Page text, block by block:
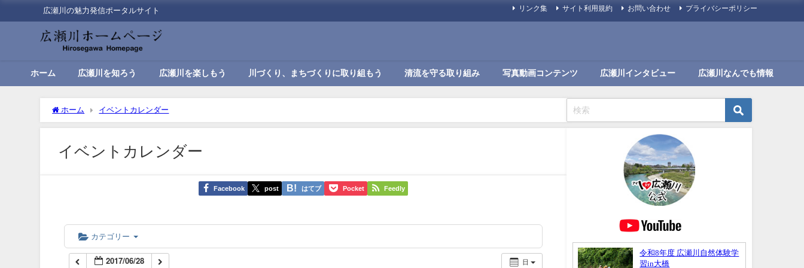
広瀬川の魅力発信ポータルサイト リンク集 サイト利用規約 お問い合わせ プライバシーポリシー
ホーム 広瀬川を知ろう 広瀬川を楽しもう 川づくり、まちづくりに取り組もう 清流を守る取り組み 写真動画コンテンツ 広瀬川インタビュー 広瀬川なんでも情報
ホーム イベントカレンダー
イベントカレンダー
Facebook post はてブ Pocket Feedly
カテゴリー
日
2017/06/28
01:00
04:00
06:00